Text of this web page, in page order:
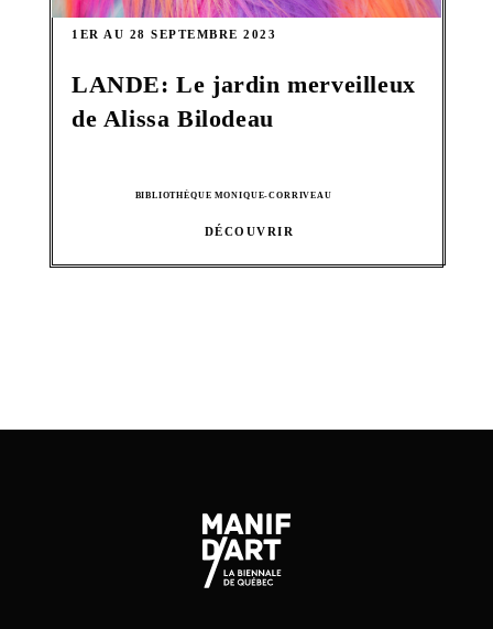
1ER AU 28 SEPTEMBRE 2023
LANDE: Le jardin merveilleux
de Alissa Bilodeau
BIBLIOTHÈQUE MONIQUE-CORRIVEAU
DÉCOUVRIR